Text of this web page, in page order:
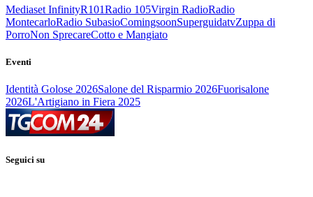
Mediaset InfinityR101Radio 105Virgin RadioRadio
MontecarloRadio SubasioComingsoonSuperguidatvZuppa di
PorroNon SprecareCotto e Mangiato
Eventi
Identità Golose 2026Salone del Risparmio 2026Fuorisalone
2026L'Artigiano in Fiera 2025
Seguici su